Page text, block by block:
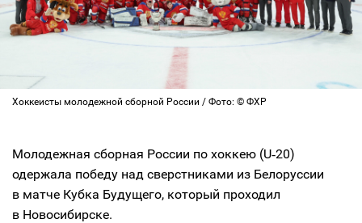
Хоккеисты молодежной сборной России / Фото: © ФХР
Молодежная сборная России по хоккею (U‑20)
одержала победу над сверстниками из Белоруссии
в матче Кубка Будущего, который проходил
в Новосибирске.